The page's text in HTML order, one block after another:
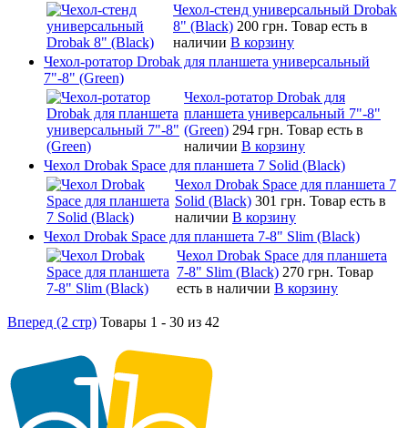
Чехол-стенд универсальный Drobak
8" (Black) 200 грн. Товар есть в
наличии В корзину
Чехол-ротатор Drobak для планшета универсальный
7"-8" (Green)
Чехол-ротатор Drobak для
планшета универсальный 7"-8"
(Green) 294 грн. Товар есть в
наличии В корзину
Чехол Drobak Space для планшета 7 Solid (Black)
Чехол Drobak Space для планшета 7
Solid (Black) 301 грн. Товар есть в
наличии В корзину
Чехол Drobak Space для планшета 7-8" Slim (Black)
Чехол Drobak Space для планшета
7-8" Slim (Black) 270 грн. Товар
есть в наличии В корзину
Вперед (2 стр) Товары 1 - 30 из 42